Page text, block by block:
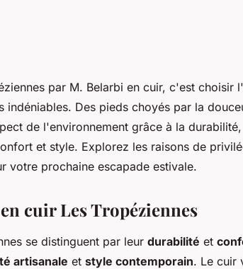
par M. Belarbi en cuir, c'est choisir
indéniables. Des pieds choyés par la
de l'environnement grâce à la
et style. Explorez les raisons de
votre prochaine escapade estivale.
cuir Les Tropéziennes
se distinguent par leur durabilité et
artisanale et style contemporain. Le cuir